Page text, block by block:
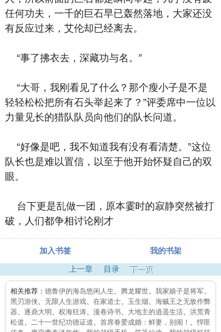
任何功夫，一千的巨石早已轰然落地，大家还没
有反应过来，艾伦却已经离去。
“事了拂衣去，深藏功与名。”
“大哥，我刚看见了什么？那个瘦小子是不是
轻轻松松把所有石头举起来了？”评委席中一位以
力量见长的猎队队员向他们的队长问道。
“好像是吧，我不知道我有没有看清楚。”这位
队长也是难以置信，以至于他开始怀疑自己的双
眼。
台下更是乱做一团，原本霎时的寂静突然被打
破，人们都争相讨论刚才
加入书签 我的书架
上一章 目录 下一页
相关推荐： 德鲁伊的海岛悠闲人生 腾龙耀世 我家娘子是将军
黑刃游侠
无限人生游戏 在家道士 玉生烟
海贼王之无敌作弊
器
逐鼎大明 权海狂涛 漫卷诗书 大地主的逍遥生活
洪荒青
松道
二十一世纪功德证道 首席眷爱成婚：鲜妻，别闹！ 、悍匪